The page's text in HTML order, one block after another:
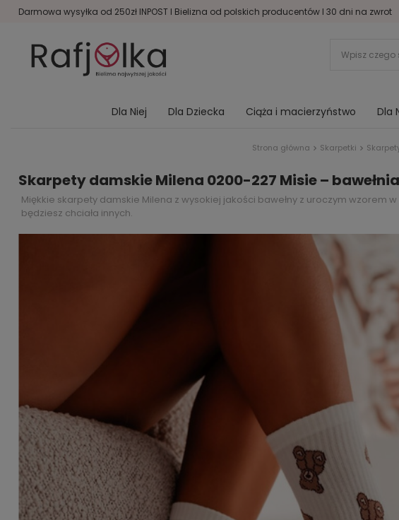
Darmowa wysyłka od 250zł INPOST I Bielizna od polskich producentów I 30 dni na zwrot
Dla Niej Dla Dziecka Ciąża i macierzyństwo Dla
Strona główna Skarpetki
Skarpety damskie Milena 0200-227 Misie –
Miękkie skarpety damskie Milena z wysokiej jakości bawełny z uroczym wzorem
będziesz chciała innych.